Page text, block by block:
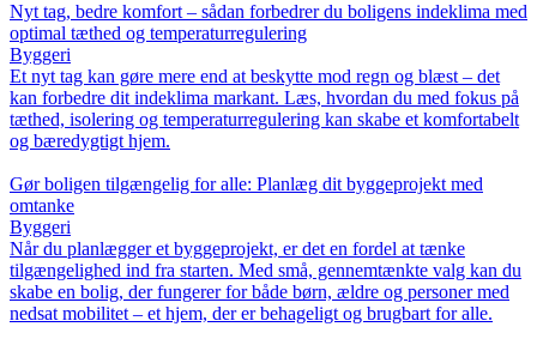
Nyt tag, bedre komfort – sådan forbedrer du boligens indeklima med
optimal tæthed og temperaturregulering
Byggeri
Et nyt tag kan gøre mere end at beskytte mod regn og blæst – det
kan forbedre dit indeklima markant. Læs, hvordan du med fokus på
tæthed, isolering og temperaturregulering kan skabe et komfortabelt
og bæredygtigt hjem.
Gør boligen tilgængelig for alle: Planlæg dit byggeprojekt med
omtanke
Byggeri
Når du planlægger et byggeprojekt, er det en fordel at tænke
tilgængelighed ind fra starten. Med små, gennemtænkte valg kan du
skabe en bolig, der fungerer for både børn, ældre og personer med
nedsat mobilitet – et hjem, der er behageligt og brugbart for alle.